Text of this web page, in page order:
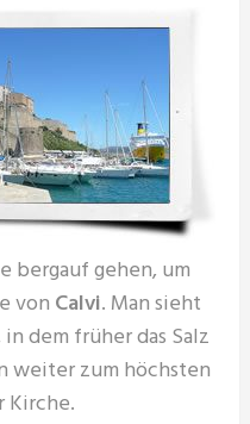
bergauf gehen, um
von Calvi. Man sieht
dem früher das Salz
weiter zum höchsten
Kirche.